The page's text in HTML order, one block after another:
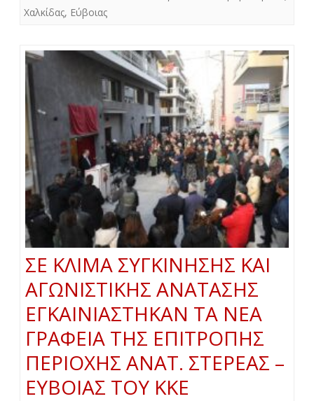
Χαλκίδας, Εύβοιας
ΣΕ ΚΛΙΜΑ ΣΥΓΚΙΝΗΣΗΣ ΚΑΙ
ΑΓΩΝΙΣΤΙΚΗΣ ΑΝΑΤΑΣΗΣ
ΕΓΚΑΙΝΙΑΣΤΗΚΑΝ ΤΑ ΝΕΑ
ΓΡΑΦΕΙΑ ΤΗΣ ΕΠΙΤΡΟΠΗΣ
ΠΕΡΙΟΧΗΣ ΑΝΑΤ. ΣΤΕΡΕΑΣ –
ΕΥΒΟΙΑΣ ΤΟΥ ΚΚΕ